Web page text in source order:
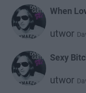
When
utwor
Sexy
utwor